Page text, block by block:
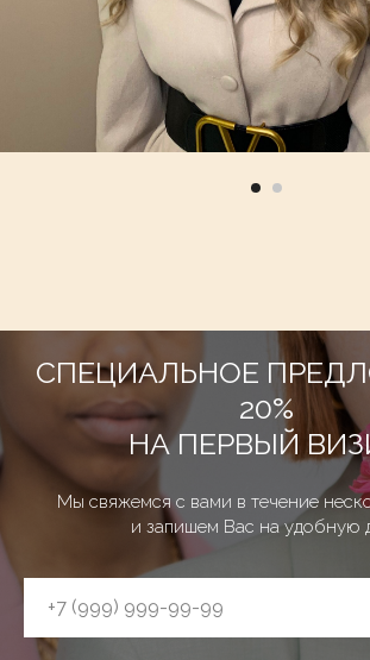
СПЕЦИАЛЬНОЕ
20%
НА ПЕРВЫЙ
Мы свяжемся с вами в течение
и запишем Вас на удобную